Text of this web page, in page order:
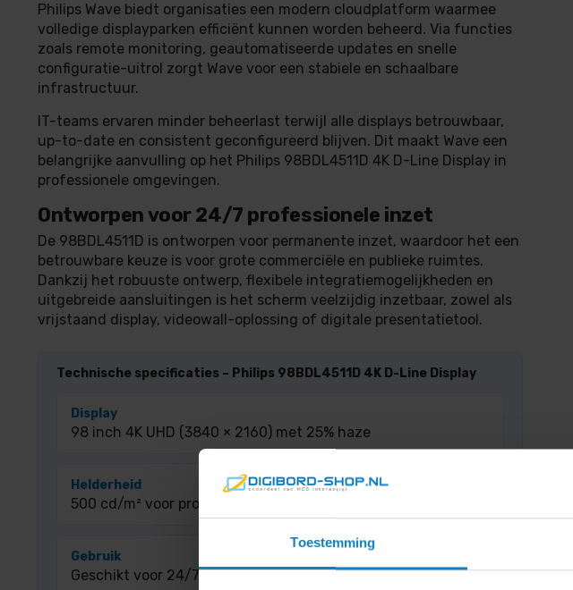
Toestemming
Philips Wave biedt organisaties een modern cloudplatform waarmee
volledige displayparken efficiënt kunnen worden beheerd. Via functies
zoals remote monitoring, geautomatiseerde updates en snelle
configuratie-uitrol zorgt Wave voor een stabiele en schaalbare
infrastructuur.
IT-teams ervaren minder beheerlast terwijl alle displays betrouwbaar,
up-to-date en consistent geconfigureerd blijven. Dit maakt Wave een
belangrijke aanvulling op het Philips 98BDL4511D 4K D-Line Display in
professionele omgevingen.
Ontworpen voor 24/7 professionele inzet
De 98BDL4511D is ontworpen voor permanente inzet, waardoor het een
betrouwbare keuze is voor grote commerciële en publieke ruimtes.
Dankzij het robuuste ontwerp, flexibele integratiemogelijkheden en
uitgebreide aansluitingen is het scherm veelzijdig inzetbaar, zowel als
vrijstaand display, videowall-oplossing of digitale presentatietool.
Technische specificaties – Philips 98BDL4511D 4K D-Line Display
Display
98 inch 4K UHD (3840 × 2160) met 25% haze
Helderheid
500 cd/m² voor professionele zichtbaarheid
Gebruik
Geschikt voor 24/7 continu professioneel gebruik